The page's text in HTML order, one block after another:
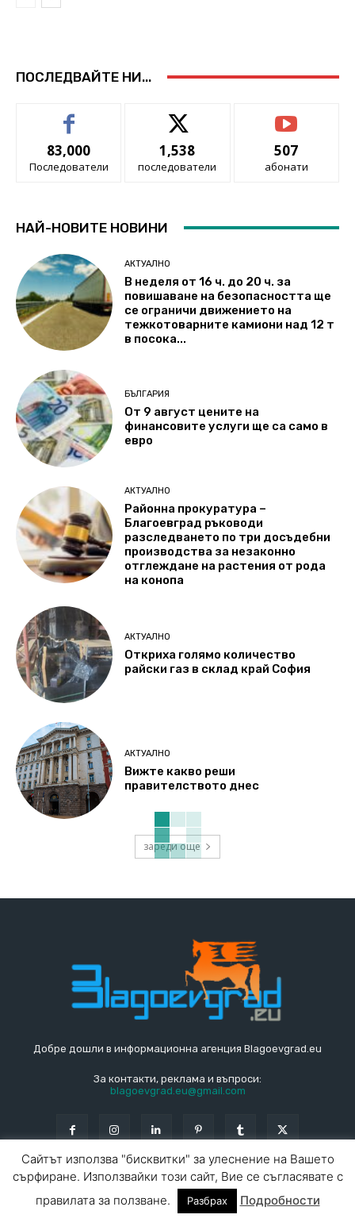
ПОСЛЕДВАЙТЕ НИ...
83,000
Последователи
1,538
последователи
507
абонати
НАЙ-НОВИТЕ НОВИНИ
АКТУАЛНО
В неделя от 16 ч. до 20 ч. за
повишаване на безопасността ще
се ограничи движението на
тежкотоварните камиони над 12 т
в посока...
БЪЛГАРИЯ
От 9 август цените на
финансовите услуги ще са само в
евро
АКТУАЛНО
Районна прокуратура –
Благоевград ръководи
разследването по три досъдебни
производства за незаконно
отглеждане на растения от рода
на конопа
АКТУАЛНО
Откриха голямо количество
райски газ в склад край София
АКТУАЛНО
Вижте какво реши
правителството днес
зареди още
Добре дошли в информационна агенция Blagoevgrad.eu
За контакти, реклама и въпроси:
blagoevgrad.eu@gmail.com
© Blagoevgrad.EU 2010 - 2026 Общи условия |
СПРАВОЧНИК
Сайтът използва "бисквитки" за улеснение на Вашето
сърфиране. Използвайки този сайт, Вие се съгласявате с
правилата за ползване.
Разбрах Подробности